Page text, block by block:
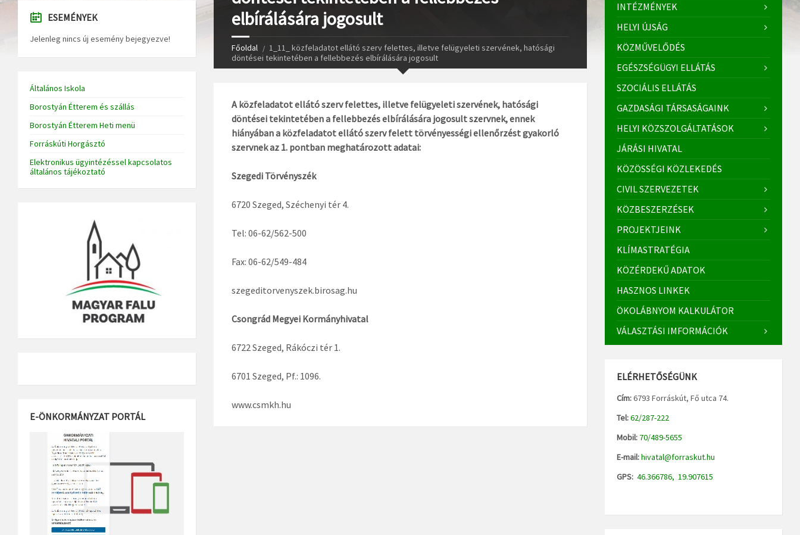
elbírálására jogosult
Főoldal
1_11_ közfeladatot ellátó szerv felettes, illetve felügyeleti szervének, hatósági
döntései tekintetében a fellebbezés elbírálására jogosult
A közfeladatot ellátó szerv felettes, illetve felügyeleti szervének, hatósági
döntései tekintetében a fellebbezés elbírálására jogosult szervnek, ennek
hiányában a közfeladatot ellátó szerv felett törvényességi ellenőrzést gyakorló
szervnek az 1. pontban meghatározott adatai:
Szegedi Törvényszék
6720 Szeged, Széchenyi tér 4.
Tel: 06-62/562-500
Fax: 06-62/549-484
szegeditorvenyszek.birosag.hu
Csongrád Megyei Kormányhivatal
6722 Szeged, Rákóczi tér 1.
6701 Szeged, Pf.: 1096.
www.csmkh.hu
ESEMÉNYEK
Jelenleg nincs új esemény bejegyezve!
Általános Iskola
Borostyán Étterem és szállás
Borostyán Étterem Heti menü
Forráskúti Horgásztó
Elektronikus ügyintézéssel kapcsolatos
általános tájékoztató
E-ÖNKORMÁNYZAT PORTÁL
INTÉZMÉNYEK
HELYI ÚJSÁG
KÖZMŰVELŐDÉS
EGÉSZSÉGÜGYI ELLÁTÁS
SZOCIÁLIS ELLÁTÁS
GAZDASÁGI TÁRSASÁGAINK
HELYI KÖZSZOLGÁLTATÁSOK
JÁRÁSI HIVATAL
KÖZÖSSÉGI KÖZLEKEDÉS
CIVIL SZERVEZETEK
KÖZBESZERZÉSEK
PROJEKTJEINK
KLÍMASTRATÉGIA
KÖZÉRDEKŰ ADATOK
HASZNOS LINKEK
ÖKOLÁBNYOM KALKULÁTOR
VÁLASZTÁSI IMFORMÁCIÓK
ELÉRHETŐSÉGÜNK
Cím:6793 Forráskút, Fő utca 74.
Tel:62/287-222
Mobil:70/489-5655
E-mail:hivatal@forraskut.hu
GPS: 46.366786, 19.907615